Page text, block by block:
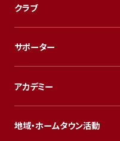
クラブ
サポーター
アカデミー
地域・ホームタウン活動